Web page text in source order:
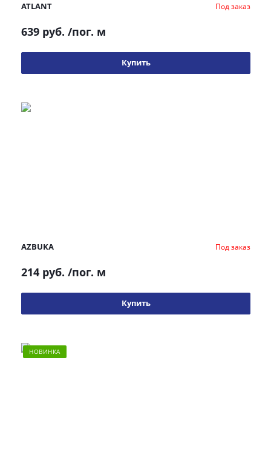
ATLANT Под заказ
639 руб. /пог. м
Купить
AZBUKA Под заказ
214 руб. /пог. м
Купить
НОВИНКА